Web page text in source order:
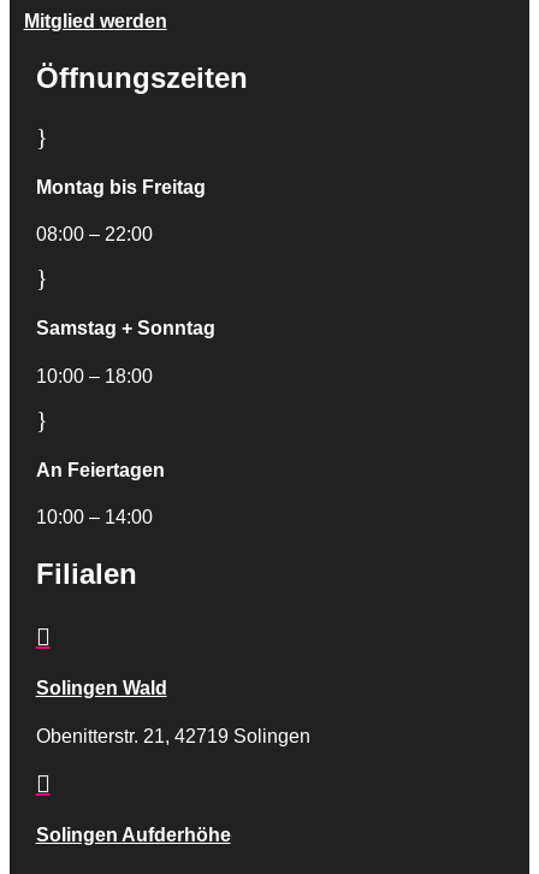
Mitglied werden
Öffnungszeiten
}
Montag bis Freitag
08:00 – 22:00
}
Samstag + Sonntag
10:00 – 18:00
}
An Feiertagen
10:00 – 14:00
Filialen

Solingen Wald
Obenitterstr. 21, 42719 Solingen

Solingen Aufderhöhe